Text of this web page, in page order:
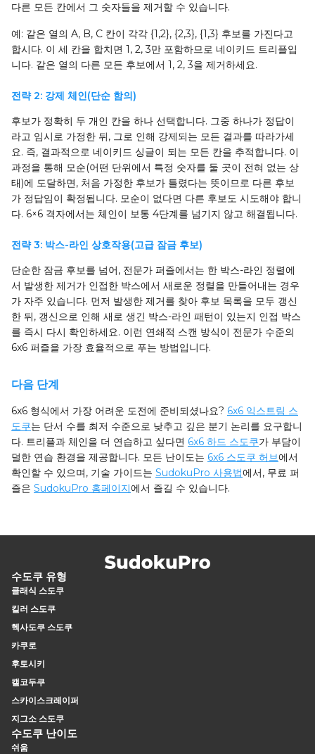
다른 모든 칸에서 그 숫자들을 제거할 수 있습니다.
예: 같은 열의 A, B, C 칸이 각각 {1,2}, {2,3}, {1,3} 후보를 가진다고
합시다. 이 세 칸을 합치면 1, 2, 3만 포함하므로 네이키드 트리플입
니다. 같은 열의 다른 모든 후보에서 1, 2, 3을 제거하세요.
전략 2: 강제 체인(단순 함의)
후보가 정확히 두 개인 칸을 하나 선택합니다. 그중 하나가 정답이
라고 임시로 가정한 뒤, 그로 인해 강제되는 모든 결과를 따라가세
요. 즉, 결과적으로 네이키드 싱글이 되는 모든 칸을 추적합니다. 이
과정을 통해 모순(어떤 단위에서 특정 숫자를 둘 곳이 전혀 없는 상
태)에 도달하면, 처음 가정한 후보가 틀렸다는 뜻이므로 다른 후보
가 정답임이 확정됩니다. 모순이 없다면 다른 후보도 시도해야 합니
다. 6×6 격자에서는 체인이 보통 4단계를 넘기지 않고 해결됩니다.
전략 3: 박스-라인 상호작용(고급 잠금 후보)
단순한 잠금 후보를 넘어, 전문가 퍼즐에서는 한 박스-라인 정렬에
서 발생한 제거가 인접한 박스에서 새로운 정렬을 만들어내는 경우
가 자주 있습니다. 먼저 발생한 제거를 찾아 후보 목록을 모두 갱신
한 뒤, 갱신으로 인해 새로 생긴 박스-라인 패턴이 있는지 인접 박스
를 즉시 다시 확인하세요. 이런 연쇄적 스캔 방식이 전문가 수준의
6x6 퍼즐을 가장 효율적으로 푸는 방법입니다.
다음 단계
6x6 형식에서 가장 어려운 도전에 준비되셨나요? 6x6 익스트림 스
도쿠는 단서 수를 최저 수준으로 낮추고 깊은 분기 논리를 요구합니
다. 트리플과 체인을 더 연습하고 싶다면 6x6 하드 스도쿠가 부담이
덜한 연습 환경을 제공합니다. 모든 난이도는 6x6 스도쿠 허브에서
확인할 수 있으며, 기술 가이드는 SudokuPro 사용법에서, 무료 퍼
즐은 SudokuPro 홈페이지에서 즐길 수 있습니다.
수도쿠 유형
클래식 스도쿠
킬러 스도쿠
헥사도쿠 스도쿠
카쿠로
후토시키
캘코두쿠
스카이스크레이퍼
지그소 스도쿠
수도쿠 난이도
쉬움